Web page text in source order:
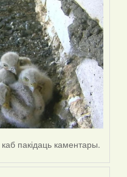
каб пакідаць каментары.